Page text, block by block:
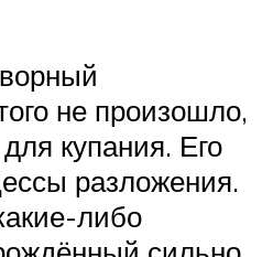
не произошло,
купания. Его
разложения.
либо